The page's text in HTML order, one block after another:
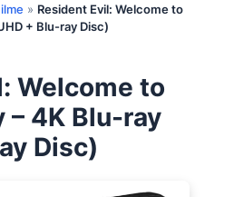
» Resident Evil: Welcome to
+ Blu-ray Disc)
Welcome to
– 4K Blu-ray
Disc)